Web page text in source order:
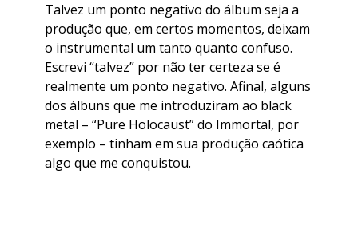
Talvez um ponto negativo do álbum seja a
produção que, em certos momentos, deixam
o instrumental um tanto quanto confuso.
Escrevi “talvez” por não ter certeza se é
realmente um ponto negativo. Afinal, alguns
dos álbuns que me introduziram ao black
metal – “Pure Holocaust” do Immortal, por
exemplo – tinham em sua produção caótica
algo que me conquistou.